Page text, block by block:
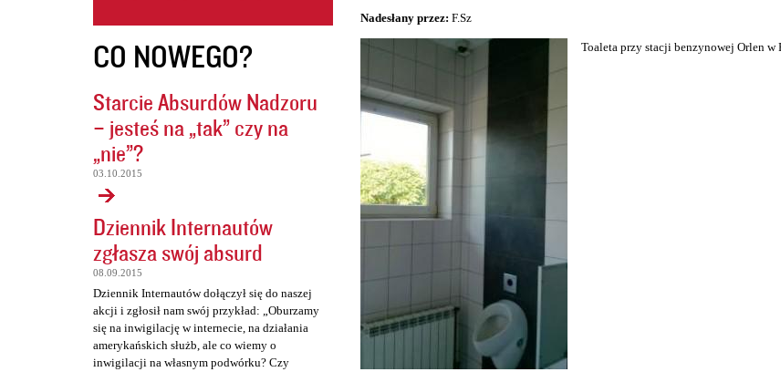
CO NOWEGO?
Starcie Absurdów Nadzoru
– jesteś na „tak” czy na
„nie”?
03.10.2015
Dziennik Internautów
zgłasza swój absurd
08.09.2015
Dziennik Internautów dołączył się do naszej
akcji i zgłosił nam swój przykład: „Oburzamy
się na inwigilację w internecie, na działania
amerykańskich służb, ale co wiemy o
inwigilacji na własnym podwórku? Czy
Nadesłany przez: F.Sz
Toaleta przy stacji benzynowej Orlen w